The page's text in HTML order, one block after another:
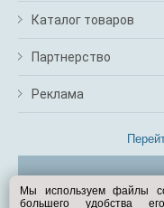
Каталог товаров
Партнерство
Реклама
Мы используем файлы
большего удобства